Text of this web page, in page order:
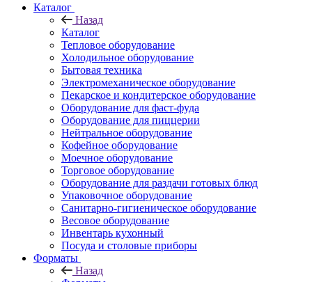
Каталог
Назад
Каталог
Тепловое оборудование
Холодильное оборудование
Бытовая техника
Электромеханическое оборудование
Пекарское и кондитерское оборудование
Оборудование для фаст-фуда
Оборудование для пиццерии
Нейтральное оборудование
Кофейное оборудование
Моечное оборудование
Торговое оборудование
Оборудование для раздачи готовых блюд
Упаковочное оборудование
Санитарно-гигиеническое оборудование
Весовое оборудование
Инвентарь кухонный
Посуда и столовые приборы
Форматы
Назад